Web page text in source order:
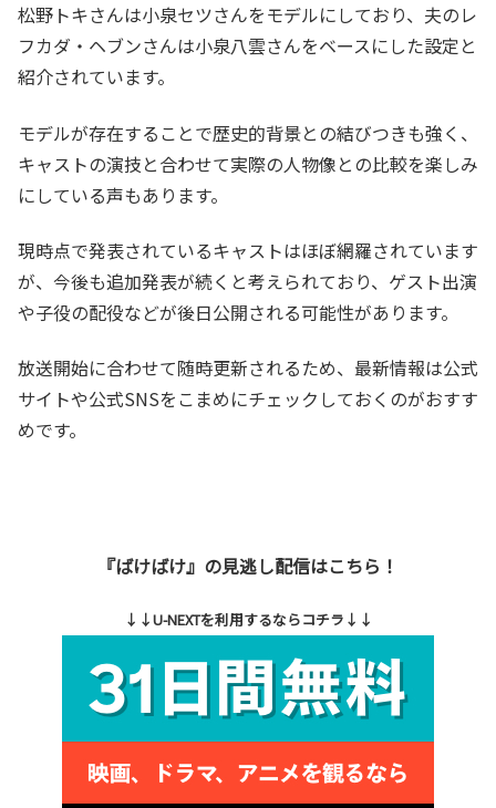
松野トキさんは小泉セツさんをモデルにしており、夫のレ
フカダ・ヘブンさんは小泉八雲さんをベースにした設定と
紹介されています。
モデルが存在することで歴史的背景との結びつきも強く、
キャストの演技と合わせて実際の人物像との比較を楽しみ
にしている声もあります。
現時点で発表されているキャストはほぼ網羅されています
が、今後も追加発表が続くと考えられており、ゲスト出演
や子役の配役などが後日公開される可能性があります。
放送開始に合わせて随時更新されるため、最新情報は公式
サイトや公式SNSをこまめにチェックしておくのがおすす
めです。
『ばけばけ』の見逃し配信はこちら！
↓↓U-NEXTを利用するならコチラ↓↓